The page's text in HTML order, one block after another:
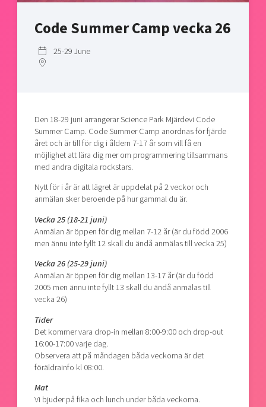
Bright East
Current offers and activities
Talent & skills
Startup & industry collaboration
Offers to boost your business
Funding opportunities
Projects
Publications
Project toolbox
Reach out to us
Today's lunch in Mjärdevi
Code Summer Camp vecka 26
25-29 June
Den 18-29 juni arrangerar Science Park Mjärdevi Code
Summer Camp. Code Summer Camp anordnas för fjärde
året och är till för dig i åldern 7-17 år som vill få en
möjlighet att lära dig mer om programmering tillsammans
med andra digitala rockstars.
Nytt för i år är att lägret är uppdelat på 2 veckor och
anmälan sker beroende på hur gammal du är.
Vecka 25 (18-21 juni)
Anmälan är öppen för dig mellan 7-12 år (är du född 2006
men ännu inte fyllt 12 skall du ändå anmälas till vecka 25)
Vecka 26 (25-29 juni)
Anmälan är öppen för dig mellan 13-17 år (är du född
2005 men ännu inte fyllt 13 skall du ändå anmälas till
vecka 26)
Tider
Det kommer vara drop-in mellan 8:00-9:00 och drop-out
16:00-17:00 varje dag.
Observera att på måndagen båda veckorna är det
föräldrainfo kl 08:00.
Mat
Vi bjuder på fika och lunch under båda veckorna.